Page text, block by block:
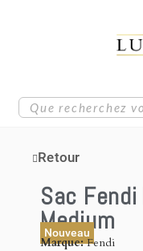
Retour
Sac
Medium
Nouveau
Marque Fendi